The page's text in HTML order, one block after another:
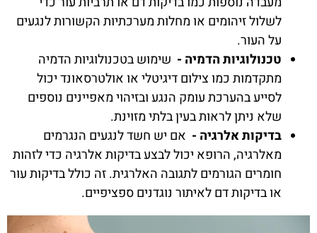
לשלול זיהומים או מחלות מערכתיות הקשורות לנגעים
על העור.
טכנולוגיות הדמיה - שימוש בטכנולוגיות הדמיה
מתקדמות כמו צילום דיגיטלי או אולטרסאונד יכול
לסייע בהערכת עומק הנגע ובזיהוי מאפיינים נוספים
שלא ניתן לראות בעין בלתי מזוינת.
בדיקות אלרגיה - אם יש חשד לנגעים הנגרמים
מאלרגיה, הרופא יכול לבצע בדיקות אלרגיה כדי לזהות
חומרים הגורמים לתגובה האלרגית. זה כולל בדיקות עור
או בדיקות דם לאיתור נוגדנים ספציפיים.